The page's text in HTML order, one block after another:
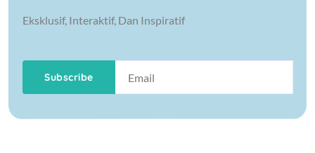
Eksklusif, Interaktif, Dan Inspiratif
Subscribe